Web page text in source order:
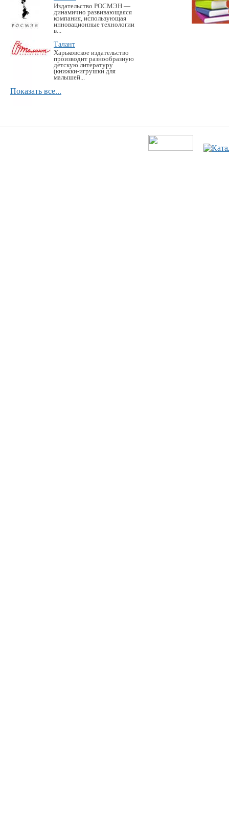
Издательство РОСМЭН —
динамично развивающаяся
компания, использующая
инновационные технологии
в...
Талант
Харьковское издательство
производит разнообразную
детскую литературу
(книжки-игрушки для
малышей...
Показать все...